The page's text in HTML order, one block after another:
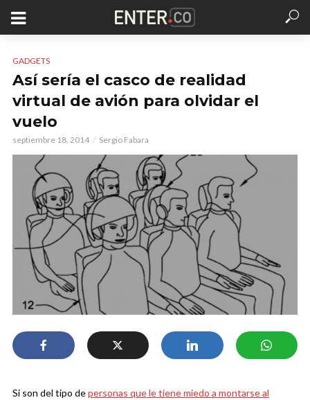
GADGETS
Así sería el casco de realidad
virtual de avión para olvidar el
vuelo
septiembre 18, 2014 Sergio Fabara
Si son del tipo depersonas que le tiene miedo a montarse al